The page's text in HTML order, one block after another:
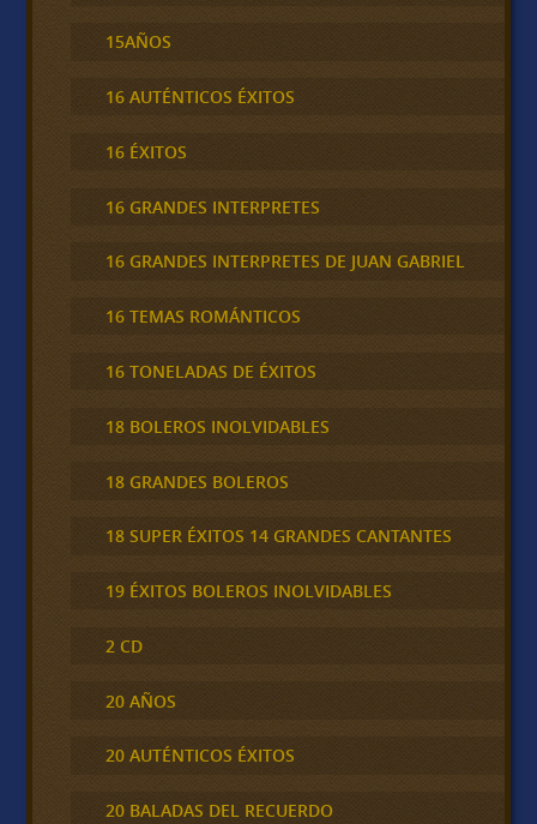
15AÑOS
16 AUTÉNTICOS ÉXITOS
16 ÉXITOS
16 GRANDES INTERPRETES
16 GRANDES INTERPRETES DE JUAN GABRIEL
16 TEMAS ROMÁNTICOS
16 TONELADAS DE ÉXITOS
18 BOLEROS INOLVIDABLES
18 GRANDES BOLEROS
18 SUPER ÉXITOS 14 GRANDES CANTANTES
19 ÉXITOS BOLEROS INOLVIDABLES
2 CD
20 AÑOS
20 AUTÉNTICOS ÉXITOS
20 BALADAS DEL RECUERDO